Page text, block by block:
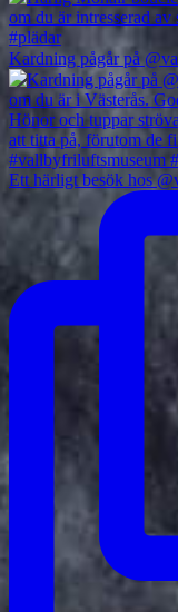
Kardning pågår på
Ett härligt besök hos